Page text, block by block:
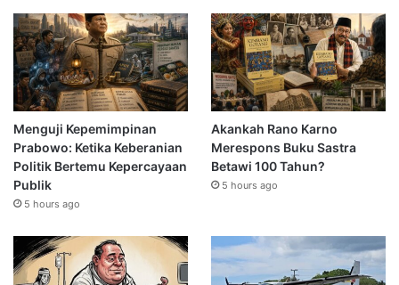
Menguji Kepemimpinan
Prabowo: Ketika Keberanian
Politik Bertemu Kepercayaan
Publik
5 hours ago
Akankah Rano Karno
Merespons Buku Sastra
Betawi 100 Tahun?
5 hours ago